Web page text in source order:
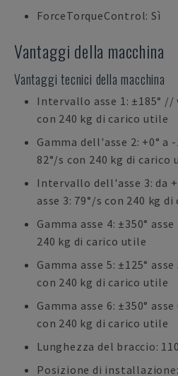
ForceTorqueControl: Sì
Vantaggi della macchina
Vantaggi tecnici della macchina
Intervallo asse 1: ±185° //
con 240 kg di carico utile
Gamma dell'asse 2: +0° a
82°/s con 240 kg di carico
Intervallo dell'asse 3: da
asse 3: 79°/s con 240 kg
Gamma asse 4: ±350°
240 kg di carico utile
Gamma asse 5: ±125°
con 240 kg di carico utile
Gamma asse 6: ±350°
con 240 kg di carico utile
Lunghezza del braccio:
Posizione di